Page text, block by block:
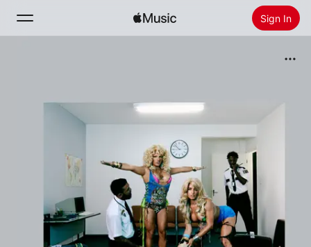
Sign In
Install Apple Music